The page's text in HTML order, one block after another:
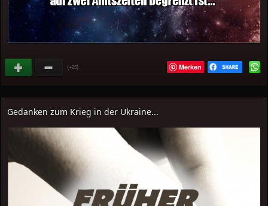
(+25) Merken
Gedanken zum Krieg in der Ukraine...